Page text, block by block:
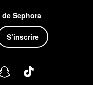
Sephora
S’inscrire